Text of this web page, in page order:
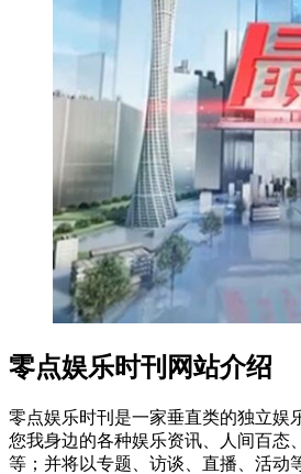
零点娱乐时刊网站介绍
零点娱乐时刊是一家垂直类的独立娱
您我身边的各种娱乐资讯、人间百态
等；并将以专题、访谈、直播、活动